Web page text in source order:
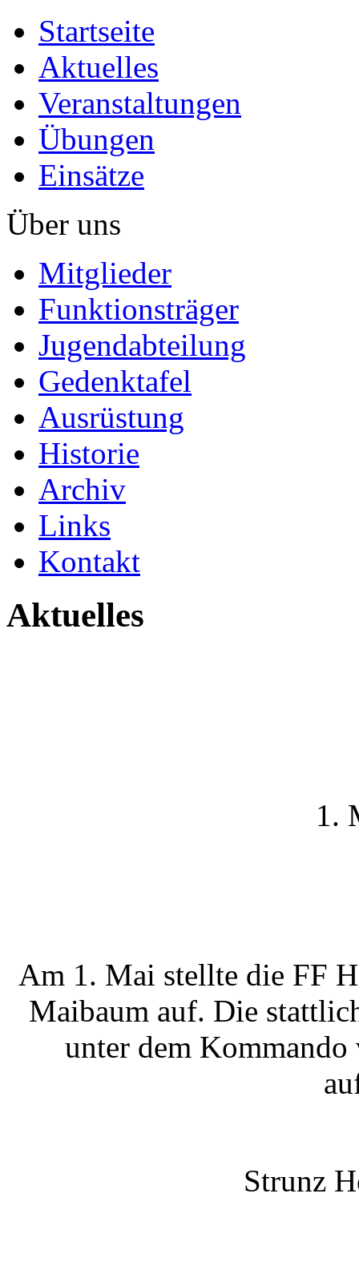
Startseite
Aktuelles
Veranstaltungen
Übungen
Einsätze
Über uns
Mitglieder
Funktionsträger
Jugendabteilung
Gedenktafel
Ausrüstung
Historie
Archiv
Links
Kontakt
Aktuelles
1.
Am 1. Mai stellte die FF
Maibaum auf. Die
unter dem Kommando
Strunz